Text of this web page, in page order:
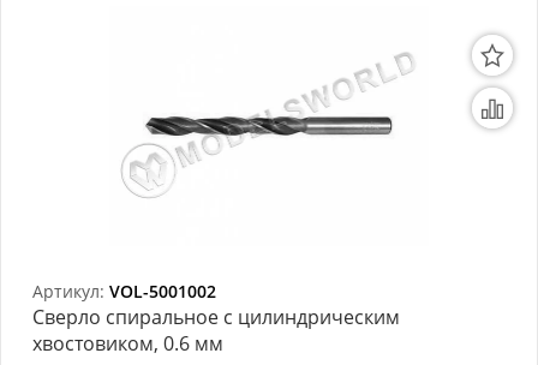
Артикул: VOL-5001002
Сверло спиральное с цилиндрическим
хвостовиком, 0.6 мм